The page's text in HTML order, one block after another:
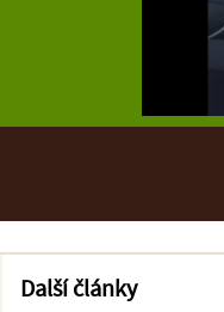
Další články